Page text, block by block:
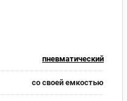
пневматический
со своей емкостью